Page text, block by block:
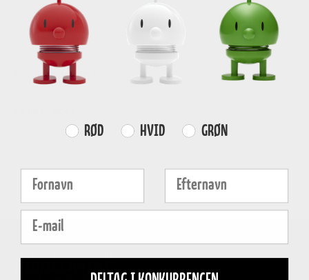
GRATIS FRAGT
over 499 DKK
E-MÆRKET
certificeret
HURTIG LEVERING
1-3 hverdage
Produktinformation
Farvevalg
RØD HVID GRØN
Fornavn Efternavn
E-mail